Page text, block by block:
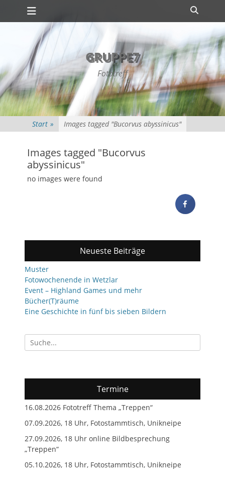
Zum
Inhalt
springen
Primäres Menü
GRUPPE7
Fototreff
Start » Images tagged "Bucorvus abyssinicus"
Images tagged "Bucorvus
abyssinicus"
no images were found
Neueste Beiträge
Muster
Fotowochenende in Wetzlar
Event – Highland Games und mehr
Bücher(T)räume
Eine Geschichte in fünf bis sieben Bildern
Suchen
nach:
Termine
16.08.2026 Fototreff Thema „Treppen“
07.09.2026, 18 Uhr, Fotostammtisch, Unikneipe
27.09.2026, 18 Uhr online Bildbesprechung
„Treppen“
05.10.2026, 18 Uhr, Fotostammtisch, Unikneipe